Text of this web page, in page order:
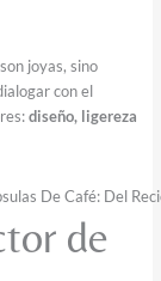
joyas, sino
con el
diseño, ligereza
de